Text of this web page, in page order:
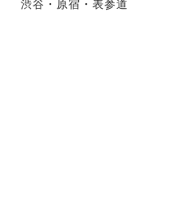
渋谷・原宿・表参道